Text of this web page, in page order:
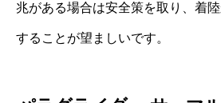
兆がある場合は安全策を取り、着
することが望ましいです。